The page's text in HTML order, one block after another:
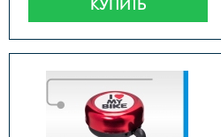
КУПИТЬ